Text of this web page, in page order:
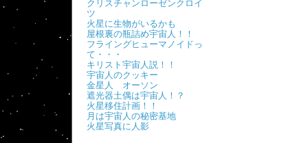
クリスチャンローゼンクロイ
ツ
火星に生物がいるかも
屋根裏の瓶詰め宇宙人！！
フライングヒューマノイドっ
て・・・
キリスト宇宙人説！！
宇宙人のクッキー
金星人 オーソン
遮光器土偶は宇宙人！？
火星移住計画！！
月は宇宙人の秘密基地
火星写真に人影